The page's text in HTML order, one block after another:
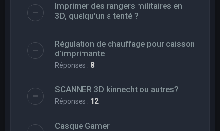
Imprimer des rangers militaires en
3D, quelqu'un a tenté ?
Régulation de chauffage pour caisson
d'imprimante
Réponses : 8
SCANNER 3D kinnecht ou autres?
Réponses : 12
Casque Gamer